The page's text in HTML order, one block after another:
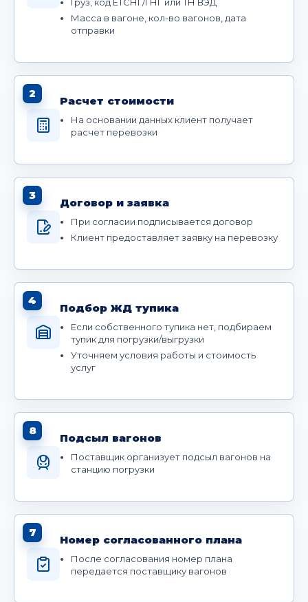
Масса в вагоне, кол-во вагонов, дата
отправки
2
Расчет стоимости
На основании данных клиент получает
расчет перевозки
3
Договор и заявка
При согласии подписывается договор
Клиент предоставляет заявку на перевозку
4
Подбор ЖД тупика
Если собственного тупика нет, подбираем
тупик для погрузки/выгрузки
Уточняем условия работы и стоимость
услуг
8
Подсыл вагонов
Поставщик организует подсыл вагонов на
станцию погрузки
7
Номер согласованного плана
После согласования номер плана
передается поставщику вагонов